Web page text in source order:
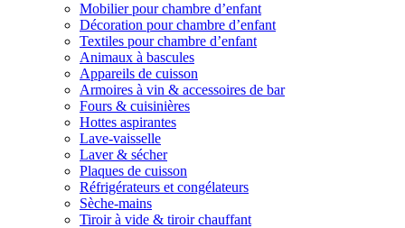
Mobilier pour chambre d’enfant
Décoration pour chambre d’enfant
Textiles pour chambre d’enfant
Animaux à bascules
Appareils de cuisson
Armoires à vin & accessoires de bar
Fours & cuisinières
Hottes aspirantes
Lave-vaisselle
Laver & sécher
Plaques de cuisson
Réfrigérateurs et congélateurs
Sèche-mains
Tiroir à vide & tiroir chauffant